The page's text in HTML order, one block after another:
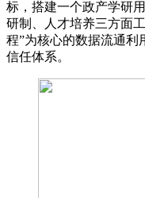
标，搭建一个政产学研
研制、人才培养三方面
程”为核心的数据流通利
信任体系。